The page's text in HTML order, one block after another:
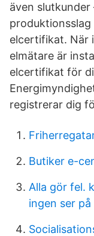
även
elcertifikat. När
elmätare är
elcertifikat för
registrerar dig
Butiker e-
Alla gör fel.
ingen ser på